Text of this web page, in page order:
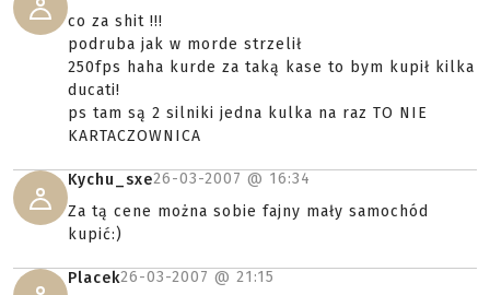
co za shit !!!
podruba jak w morde strzelił
250fps haha kurde za taką kase to bym kupił kilka
ducati!
ps tam są 2 silniki jedna kulka na raz TO NIE
KARTACZOWNICA
Kychu_sxe26-03-2007 @ 16:34
Za tą cene można sobie fajny mały samochód
kupić:)
Placek26-03-2007 @ 21:15